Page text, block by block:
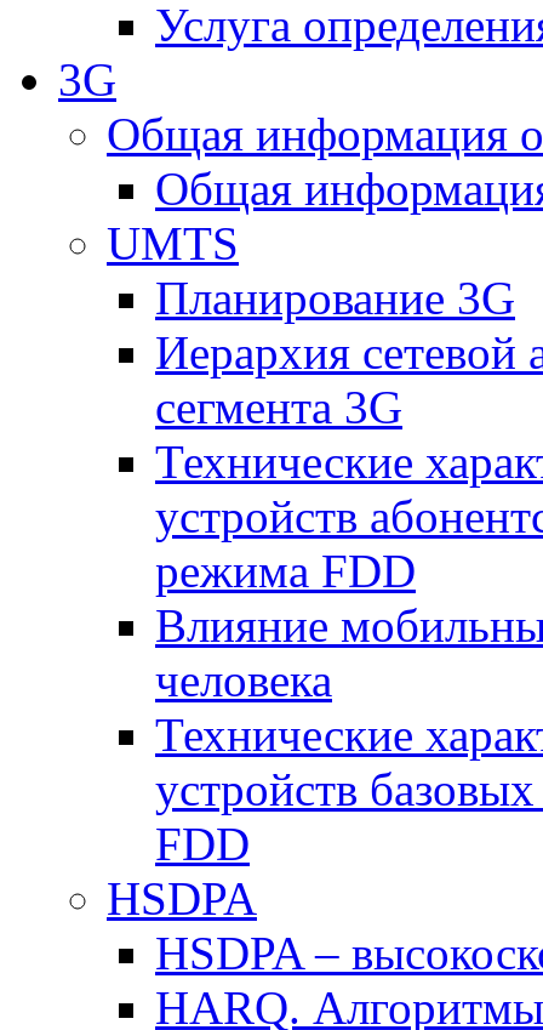
Услуга
3G
Общая информация
Общая
UMTS
Планирование 3G
Иерархия сетевой
сегмента 3G
Технические
устройств
режима FDD
Влияние
человека
Технические
устройств
FDD
HSDPA
HSDPA –
HARQ.